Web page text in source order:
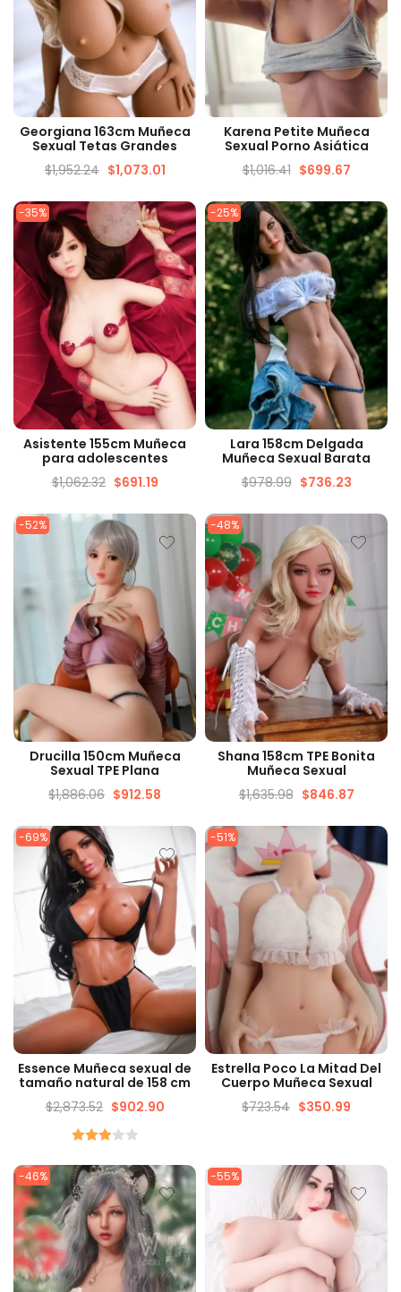
VISTA RÁPIDA
Georgiana 163cm Muñeca
Sexual Tetas Grandes
$1,952.24 $1,073.01
VISTA RÁPIDA
Karena Petite Muñeca
Sexual Porno Asiática
$1,016.41 $699.67
-35%
VISTA RÁPIDA
Asistente 155cm Muñeca
para adolescentes
$1,062.32 $691.19
-25%
VISTA RÁPIDA
Lara 158cm Delgada
Muñeca Sexual Barata
$978.99 $736.23
-52%
VISTA RÁPIDA
Drucilla 150cm Muñeca
Sexual TPE Plana
$1,886.06 $912.58
-48%
VISTA RÁPIDA
Shana 158cm TPE Bonita
Muñeca Sexual
$1,635.98 $846.87
-69%
VISTA RÁPIDA
Essence Muñeca sexual de
tamaño natural de 158 cm
$2,873.52 $902.90
3.00de
5
-51%
VISTA RÁPIDA
Estrella Poco La Mitad Del
Cuerpo Muñeca Sexual
$723.54 $350.99
-46% -55%